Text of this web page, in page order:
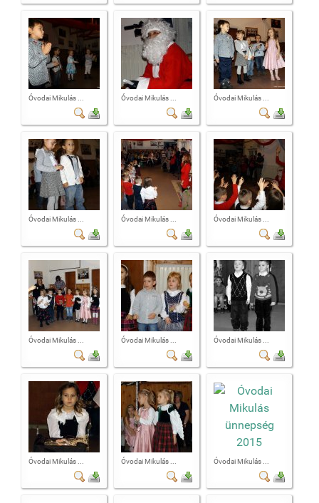
Óvodai Mikulás ... Óvodai Mikulás ... Óvodai Mikulás ...
Óvodai Mikulás ... Óvodai Mikulás ... Óvodai Mikulás ...
Óvodai Mikulás ... Óvodai Mikulás ... Óvodai Mikulás ...
Óvodai Mikulás ... Óvodai Mikulás ... Óvodai Mikulás ...